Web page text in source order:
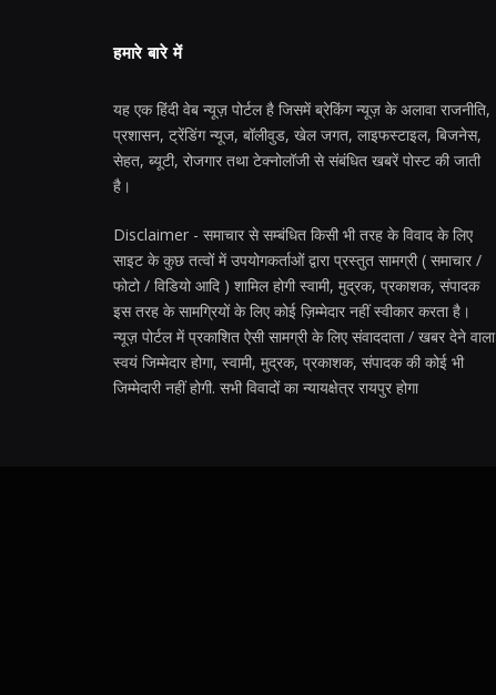
हमारे बारे में
यह एक हिंदी वेब न्यूज़ पोर्टल है जिसमें ब्रेकिंग न्यूज़ के अलावा राजनीति,
प्रशासन, ट्रेंडिंग न्यूज, बॉलीवुड, खेल जगत, लाइफस्टाइल, बिजनेस,
सेहत, ब्यूटी, रोजगार तथा टेक्नोलॉजी से संबंधित खबरें पोस्ट की जाती
है।
Disclaimer - समाचार से सम्बंधित किसी भी तरह के विवाद के लिए
साइट के कुछ तत्वों में उपयोगकर्ताओं द्वारा प्रस्तुत सामग्री ( समाचार /
फोटो / विडियो आदि ) शामिल होगी स्वामी, मुद्रक, प्रकाशक, संपादक
इस तरह के सामग्रियों के लिए कोई ज़िम्मेदार नहीं स्वीकार करता है।
न्यूज़ पोर्टल में प्रकाशित ऐसी सामग्री के लिए संवाददाता / खबर देने वाला
स्वयं जिम्मेदार होगा, स्वामी, मुद्रक, प्रकाशक, संपादक की कोई भी
जिम्मेदारी नहीं होगी. सभी विवादों का न्यायक्षेत्र रायपुर होगा